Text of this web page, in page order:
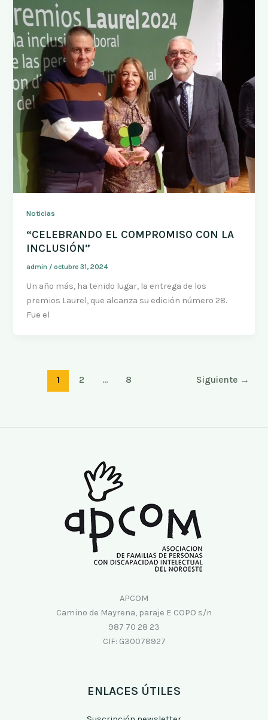
Noticias
“CELEBRANDO EL COMPROMISO CON LA
INCLUSIÓN”
admin /octubre 31, 2024
Un año más, ha tenido lugar, la entrega de los
premios Laurel, que alcanza su edición número 28.
Fue el
1 2 … 8 Siguiente →
APCOM
Camino de Mayrena, paraje E COPO s/n
987 70 28 23
CIF: G30078927
ENLACES ÚTILES